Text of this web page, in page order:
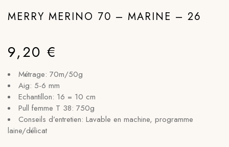
MERRY MERINO 70 – MARINE – 26
9,20 €
Métrage: 70m/50g
Aig: 5-6 mm
Echantillon: 16 = 10 cm
Pull femme T 38: 750g
Conseils d’entretien: Lavable en machine, programme
laine/délicat